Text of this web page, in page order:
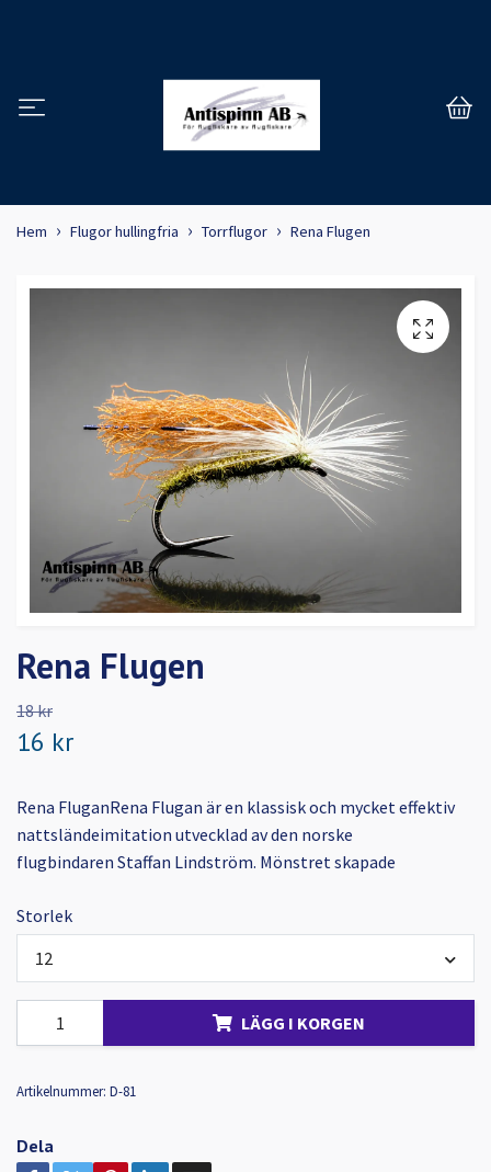
Hem Flugor hullingfria Torrflugor Rena Flugen
Rena Flugen
18 kr
16 kr
Rena FluganRena Flugan är en klassisk och mycket effektiv
nattsländeimitation utvecklad av den norske
flugbindaren Staffan Lindström. Mönstret skapade
Storlek
12
LÄGG I KORGEN
Artikelnummer: D-81
Dela